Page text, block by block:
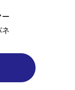
ー
ネ